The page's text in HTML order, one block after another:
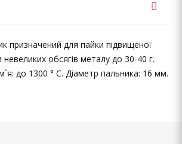
призначений для пайки підвищеної
невеликих обсягів металу до 30-40 г.
до 1300 ° C. Діаметр пальника: 16 мм.